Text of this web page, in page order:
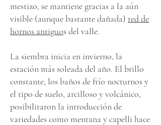
mestizo, se mantiene gracias a la aún
visible (aunque bastante dañada) red de
hornos antiguos del valle.
La siembra inicia en invierno, la
estación más soleada del año. El brillo
constante, los baños de frío nocturnos y
el tipo de suelo, arcilloso y volcánico,
posibilitaron la introducción de
variedades como mentana y capelli hace